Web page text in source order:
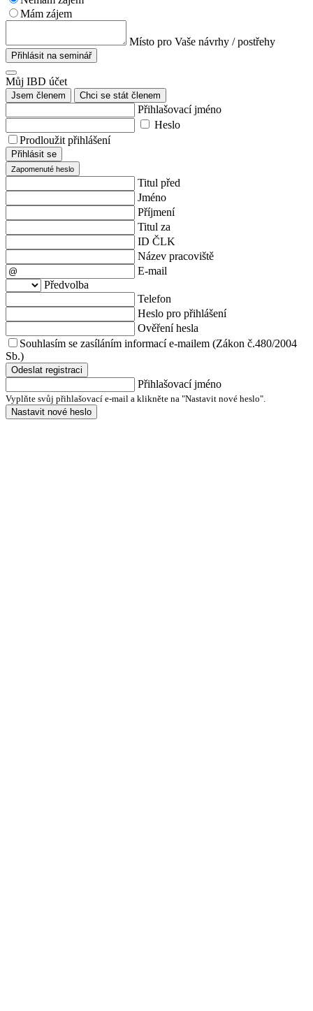
Mám zájem
Místo pro Vaše návrhy / postřehy
Přihlásit na seminář
Můj IBD účet
Jsem členem Chci se stát členem
Přihlašovací jméno
Heslo
Prodloužit přihlášení
Přihlásit se
Zapomenuté heslo
Titul před
Jméno
Příjmení
Titul za
ID ČLK
Název pracoviště
E-mail
Předvolba
Telefon
Heslo pro přihlášení
Ověření hesla
Souhlasím se zasíláním informací e-mailem (Zákon č.480/2004
Sb.)
Odeslat registraci
Přihlašovací jméno
Vyplňte svůj přihlašovací e-mail a klikněte na "Nastavit nové heslo".
Nastavit nové heslo